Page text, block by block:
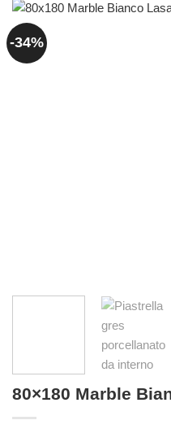
-34%
80×180 Marble